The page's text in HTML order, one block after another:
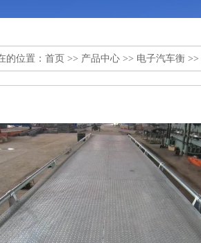
的位置： 首页 >> 产品中心 >> 电子汽车衡 >>